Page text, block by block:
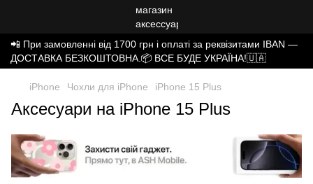
📲 При замовленні від 1700 грн і оплаті за реквізитами IBAN —
ДОСТАВКА БЕЗКОШТОВНА.📦 ВСЕ БУДЕ УКРАЇНА!🇺🇦
iPhone Чохли для iPhone iPhone 15 Plus
Аксесуари на iPhone 15 Plus